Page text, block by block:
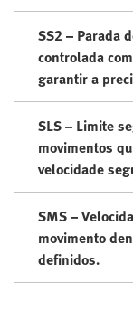
SS2 – Parada
controlada
garantir a
SLS – Limite
movimentos
velocidade
SMS –
movimento
definidos.